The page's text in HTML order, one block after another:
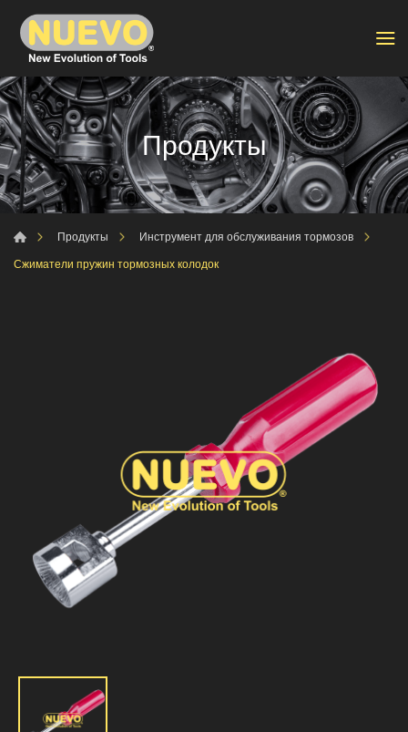
Продукты
Продукты
Инструмент для обслуживания тормозов
Сжиматели пружин тормозных колодок